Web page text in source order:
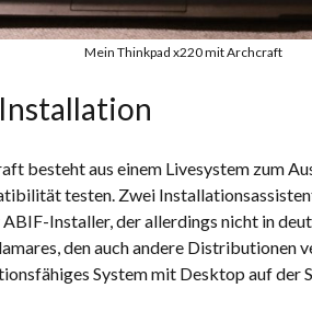
Mein Thinkpad x220 mit Archcraft
besteht aus einem Livesystem zum
testen. Zwei
Installer, der allerdings nicht in
den auch andere Distributionen
System mit Desktop auf der